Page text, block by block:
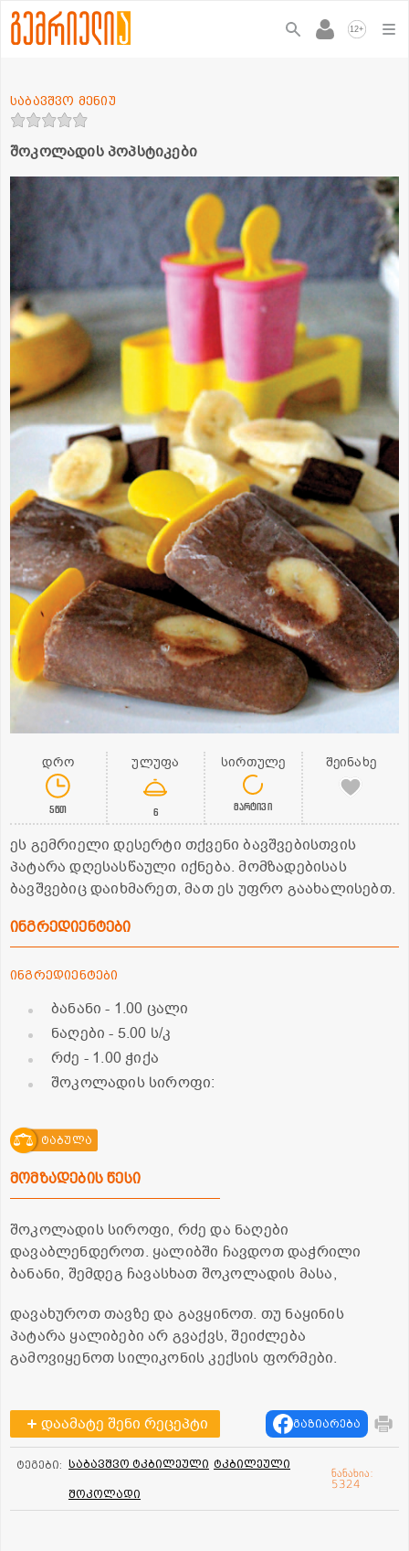
12+
შოკოლადის პოპსტიკები
საბავშვო მენიუ
დრო
5წთ
ულუფა
6
სირთულე
მარტივი
შეინახე
ეს გემრიელი დესერტი თქვენი ბავშვებისთვის
პატარა დღესასწაული იქნება. მომზადებისას
ბავშვებიც დაიხმარეთ, მათ ეს უფრო გაახალისებთ.
ინგრედიენტები
ინგრედიენტები
ბანანი- 1.00 ცალი
ნაღები- 5.00 ს/კ
რძე - 1.00 ჭიქა
შოკოლადის სიროფი:
ტაბულა
მომზადების წესი
შოკოლადის სიროფი, რძე და ნაღები
დავაბლენდეროთ. ყალიბში ჩავდოთ დაჭრილი
ბანანი, შემდეგ ჩავასხათ შოკოლადის მასა,
დავახუროთ თავზე და გავყინოთ. თუ ნაყინის
პატარა ყალიბები არ გვაქვს, შეიძლება
გამოვიყენოთ სილიკონის კექსის ფორმები.
დაამატე შენი რეცეპტი გაზიარება
ტეგები: საბავშვო ტკბილეული ტკბილეული
შოკოლადი
ნანახია:
5324